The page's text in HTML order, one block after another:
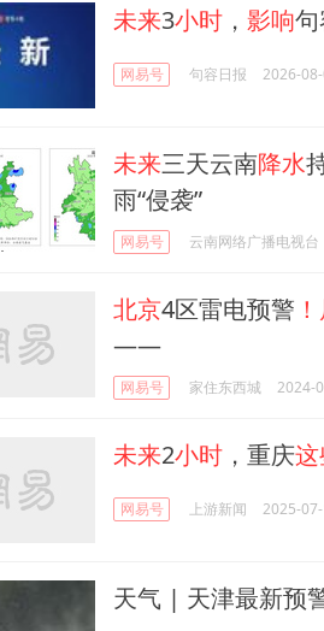
未来3小时 ， 影响
网易号 句容日报 2026-
未来三天云南降水
雨“侵袭”
网易号 云南网络广播电视台
北京4区雷电预警
——
网易号 家住东西城 2024-
未来2小时 ，重庆
网易号 上游新闻 2025-
天气 | 天津最新预